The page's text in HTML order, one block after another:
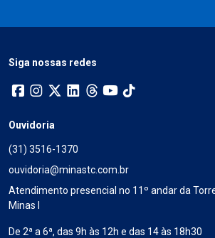
Siga nossas redes
Ouvidoria
(31) 3516-1370
ouvidoria@minastc.com.br
Atendimento presencial no 11º andar da
Minas I
De 2ª a 6ª, das 9h às 12h e das 14 às 18h30